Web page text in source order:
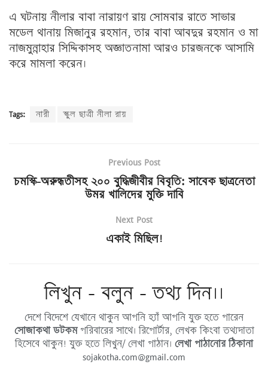
এ ঘটনায় নীলার বাবা নারায়ণ রায় সোমবার রাতে সাভার
মডেল থানায় মিজানুর রহমান, তার বাবা আবদুর রহমান ও মা
নাজমুন্নাহার সিদ্দিকাসহ অজ্ঞাতনামা আরও চারজনকে আসামি
করে মামলা করেন।
Tags: নারী স্কুল ছাত্রী নীলা রায়
Previous Post
চমস্কি-অরুন্ধতীসহ ২০০ বুদ্ধিজীবীর বিবৃতি: সাবেক ছাত্রনেতা
উমর খালিদের মুক্তি দাবি
Next Post
একাই মিছিল!
লিখুন - বলুন - তথ্য দিন।।
দেশে বিদেশে যেখানে থাকুন আপনি হ্যাঁ আপনি যুক্ত হতে পারেন
সোজাকথা ডটকমপরিবারের সাথে। রিপোর্টার, লেখক কিংবা তথ্যদাতা
হিসেবে থাকুন! যুক্ত হতে লিখুন/ লেখা পাঠান। লেখা পাঠানোর ঠিকানা
sojakotha.com@gmail.com